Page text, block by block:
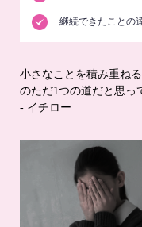
継続できたことの
小さなことを積み重ね
のただ1つの道だと思っ
- イチロー